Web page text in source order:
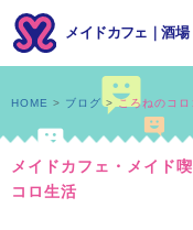
メイドカフェ ｜酒場
メイドカフェ・メイド
コロ生活
HOME ブログ ころねのコロ